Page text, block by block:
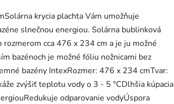
krycia plachta Vám umožňuje
slnečnou energiou. Solárna bublinková
cca 476 x 234 cm a je ju možné
bazénoch je možné fóliu nožnicami bez
bazény IntexRozmer: 476 x 234 cmTvar:
zvýšiť teplotu vody o 3 - 5 °CDlhšia kúpacia
odparovanie vodyÚspora